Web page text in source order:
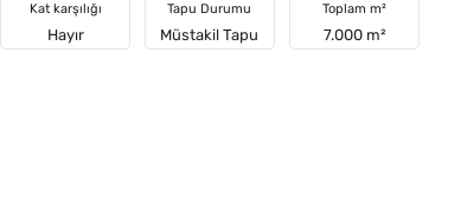
Kat karşılığı
Hayır
Tapu Durumu
Müstakil Tapu
Toplam m²
7.000 m²